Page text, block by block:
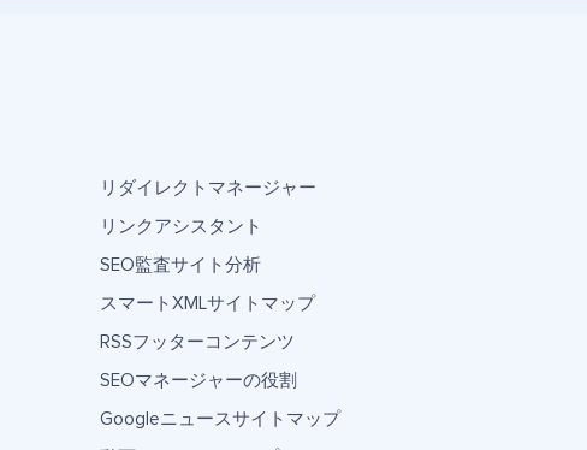
リダイレクトマネージャー
リンクアシスタント
SEO監査サイト分析
スマートXMLサイトマップ
RSSフッターコンテンツ
SEOマネージャーの役割
Googleニュースサイトマップ